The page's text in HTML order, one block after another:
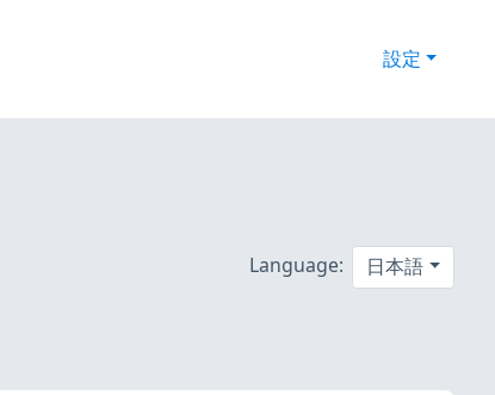
設定
Language: 日本語